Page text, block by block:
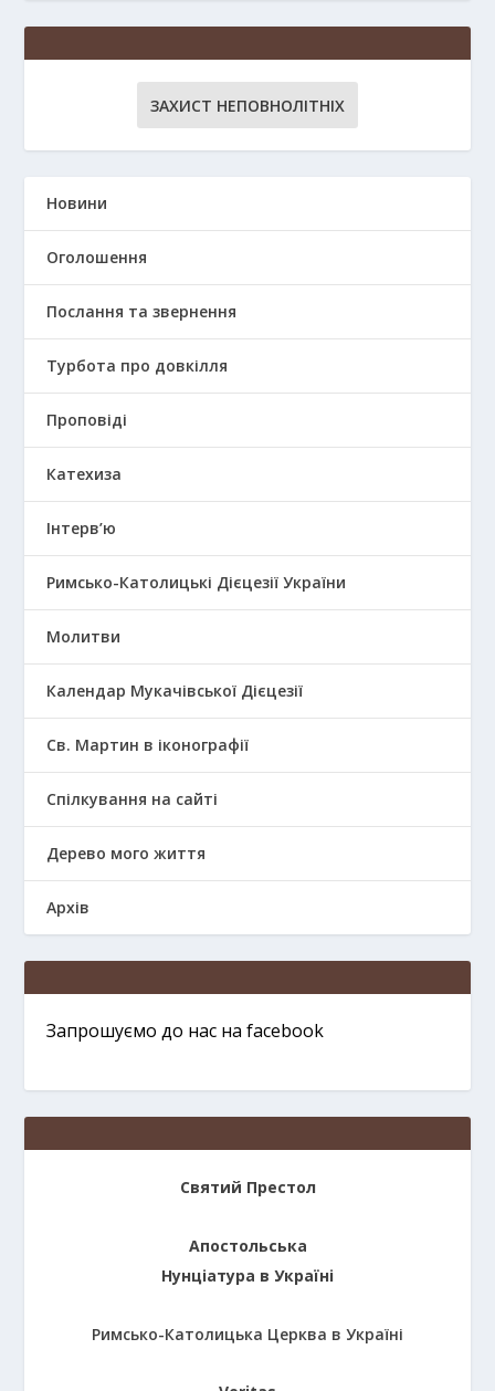
ЗАХИСТ НЕПОВНОЛІТНІХ
Новини
Оголошення
Послання та звернення
Турбота про довкілля
Проповіді
Катехиза
Інтерв’ю
Римсько-Католицькі Дієцезії України
Молитви
Календар Мукачівської Дієцезії
Св. Мартин в іконографії
Спілкування на сайті
Дерево мого життя
Архів
Запрошуємо до нас на facebook
Святий Престол
Апостольська
Нунціатура в Україні
Римсько-Католицька Церква в Україні